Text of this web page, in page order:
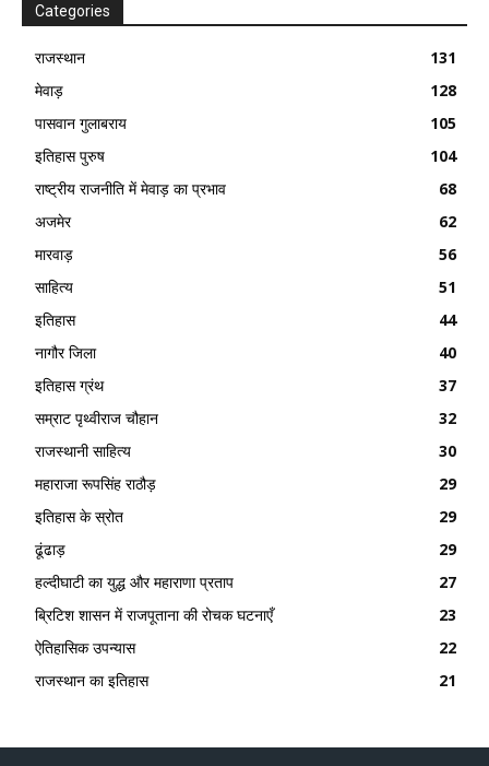
Categories
राजस्थान
131
मेवाड़
128
पासवान गुलाबराय
105
इतिहास पुरुष
104
राष्ट्रीय राजनीति में मेवाड़ का प्रभाव
68
अजमेर
62
मारवाड़
56
साहित्य
51
इतिहास
44
नागौर जिला
40
इतिहास ग्रंथ
37
सम्राट पृथ्वीराज चौहान
32
राजस्थानी साहित्य
30
महाराजा रूपसिंह राठौड़
29
इतिहास के स्रोत
29
ढूंढाड़
29
हल्दीघाटी का युद्ध और महाराणा प्रताप
27
ब्रिटिश शासन में राजपूताना की रोचक घटनाएँ
23
ऐतिहासिक उपन्यास
22
राजस्थान का इतिहास
21